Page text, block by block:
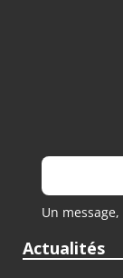
Un
Actualités